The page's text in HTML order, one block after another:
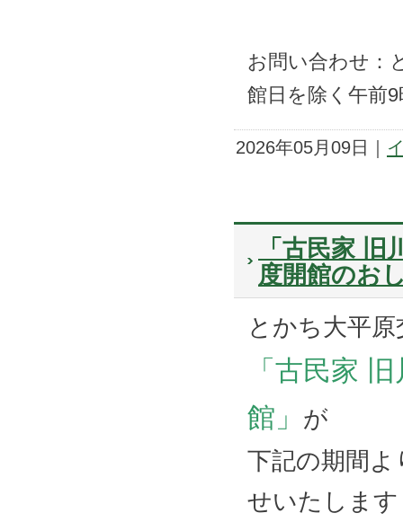
お問い合わせ：
館日を除く午前
2026年05月09日｜
「古民家
度開館のお
とかち大平
「古民家
館」
が
下記の期間
せいたします